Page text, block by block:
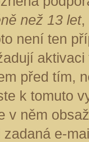
než 13 let,
není ten
před tím,
k tomuto
v něm
e-